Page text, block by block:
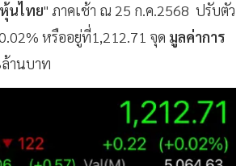
หุ้นไทย" ภาคเช้า ณ 25 ก.ค.2568 ปรับตัว
หรืออยู่ที่1,212.71 จุด มูลค่าการ
านบาท